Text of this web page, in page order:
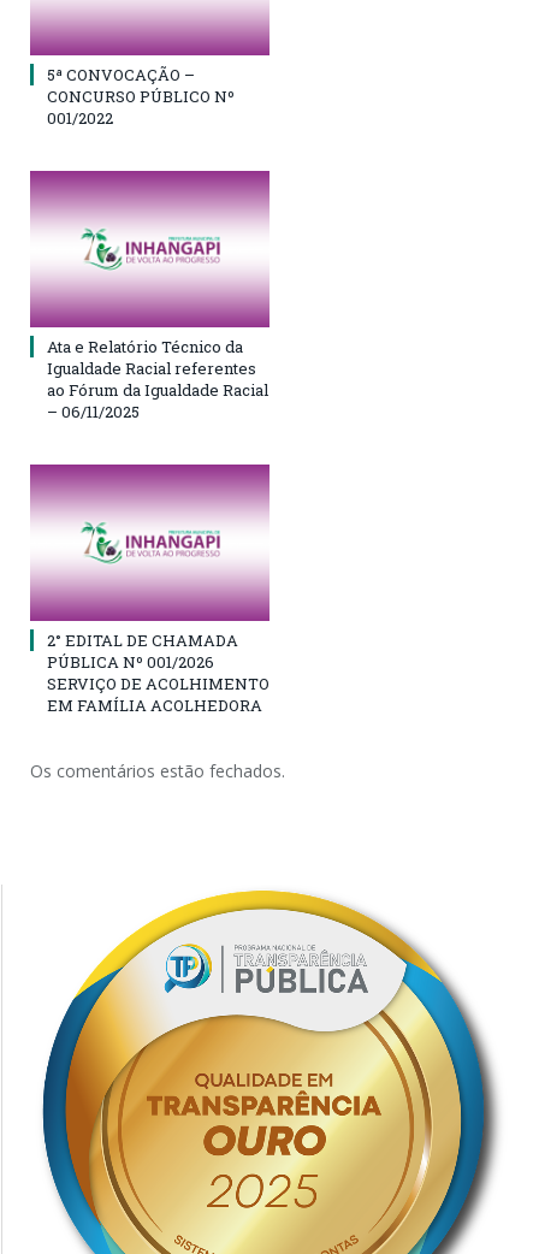
5ª CONVOCAÇÃO –
CONCURSO PÚBLICO Nº
001/2022
Ata e Relatório Técnico da
Igualdade Racial referentes
ao Fórum da Igualdade Racial
– 06/11/2025
2° EDITAL DE CHAMADA
PÚBLICA Nº 001/2026
SERVIÇO DE ACOLHIMENTO
EM FAMÍLIA ACOLHEDORA
Os comentários estão fechados.